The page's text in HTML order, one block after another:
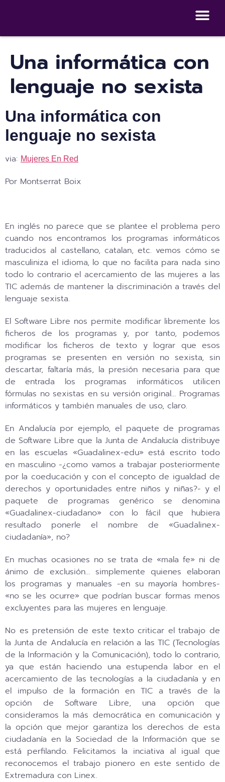
Una informática con
lenguaje no sexista
Una informática con
lenguaje no sexista
via: Mujeres En Red
Por Montserrat Boix
En inglés no parece que se plantee el problema pero
cuando nos encontramos los programas informáticos
traducidos al castellano, catalan, etc. vemos cómo se
masculiniza el idioma, lo que no facilita para nada sino
todo lo contrario el acercamiento de las mujeres a las
TIC además de mantener la discriminación a través del
lenguaje sexista.
El Software Libre nos permite modificar libremente los
ficheros de los programas y, por tanto, podemos
modificar los ficheros de texto y lograr que esos
programas se presenten en versión no sexista, sin
descartar, faltaría más, la presión necesaria para que
de entrada los programas informáticos utilicen
fórmulas no sexistas en su versión original… Programas
informáticos y también manuales de uso, claro.
En Andalucía por ejemplo, el paquete de programas
de Software Libre que la Junta de Andalucía distribuye
en las escuelas «Guadalinex-edu» está escrito todo
en masculino -¿como vamos a trabajar posteriormente
por la coeducación y con el concepto de igualdad de
derechos y oportunidades entre niños y niñas?- y el
paquete de programas genérico se denomina
«Guadalinex-ciudadano» con lo fácil que hubiera
resultado ponerle el nombre de «Guadalinex-
ciudadanía», no?
En muchas ocasiones no se trata de «mala fe» ni de
ánimo de exclusión… simplemente quienes elaboran
los programas y manuales -en su mayoría hombres-
«no se les ocurre» que podrían buscar formas menos
excluyentes para las mujeres en lenguaje.
No es pretensión de este texto criticar el trabajo de
la Junta de Andalucía en relación a las TIC (Tecnologías
de la Información y la Comunicación), todo lo contrario,
ya que están haciendo una estupenda labor en el
acercamiento de las tecnologías a la ciudadanía y en
el impulso de la formación en TIC a través de la
opción de Software Libre, una opción que
consideramos la más democrática en comunicación y
la opción que mejor garantiza los derechos de esta
ciudadanía en la Sociedad de la Información que se
está perfilando. Felicitamos la inciativa al igual que
reconocemos el trabajo pionero en este sentido de
Extremadura con Linex.